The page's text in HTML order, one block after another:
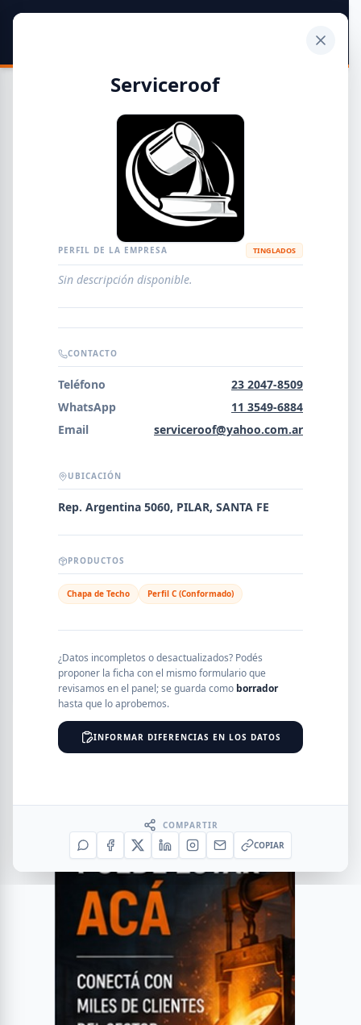
Guía de Empresas Metalúrgicas y Siderúrgicas
METALÚRGICAS
EMPRESAS AGREGAR EMPRESA
Error al cargar empresas.
SEGMENTO
Serviceroof
PERFIL DE LA EMPRESA TINGLADOS
Sin descripción disponible.
CONTACTO
Teléfono
23 2047-8509
WhatsApp
11 3549-6884
Email
serviceroof@yahoo.com.ar
UBICACIÓN
Rep. Argentina 5060, PILAR, SANTA FE
PRODUCTOS
Chapa de Techo Perfil C (Conformado)
¿Datos incompletos o desactualizados? Podés
proponer la ficha con el mismo formulario que
revisamos en el panel; se guarda como borrador
hasta que lo aprobemos.
INFORMAR DIFERENCIAS EN LOS DATOS
COMPARTIR
COPIAR